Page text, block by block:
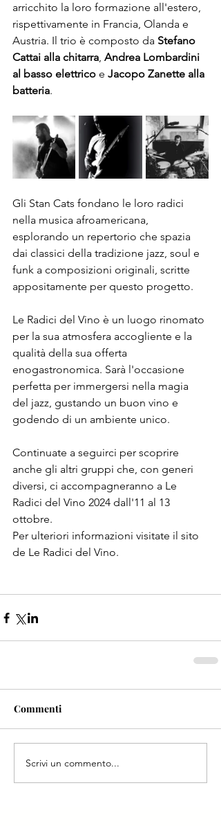
arricchito la loro formazione all'estero,
rispettivamente in Francia, Olanda e
Austria. Il trio è composto da Stefano
Cattai alla chitarra, Andrea Lombardini
al basso elettrico e Jacopo Zanette alla
batteria.
Gli Stan Cats fondano le loro radici
nella musica afroamericana,
esplorando un repertorio che spazia
dai classici della tradizione jazz, soul e
funk a composizioni originali, scritte
appositamente per questo progetto.
Le Radici del Vino è un luogo rinomato
per la sua atmosfera accogliente e la
qualità della sua offerta
enogastronomica. Sarà l'occasione
perfetta per immergersi nella magia
del jazz, gustando un buon vino e
godendo di un ambiente unico.
Continuate a seguirci per scoprire
anche gli altri gruppi che, con generi
diversi, ci accompagneranno a Le
Radici del Vino 2024 dall'11 al 13
ottobre.
Per ulteriori informazioni visitate il sito
de Le Radici del Vino.
Commenti
Scrivi un commento...